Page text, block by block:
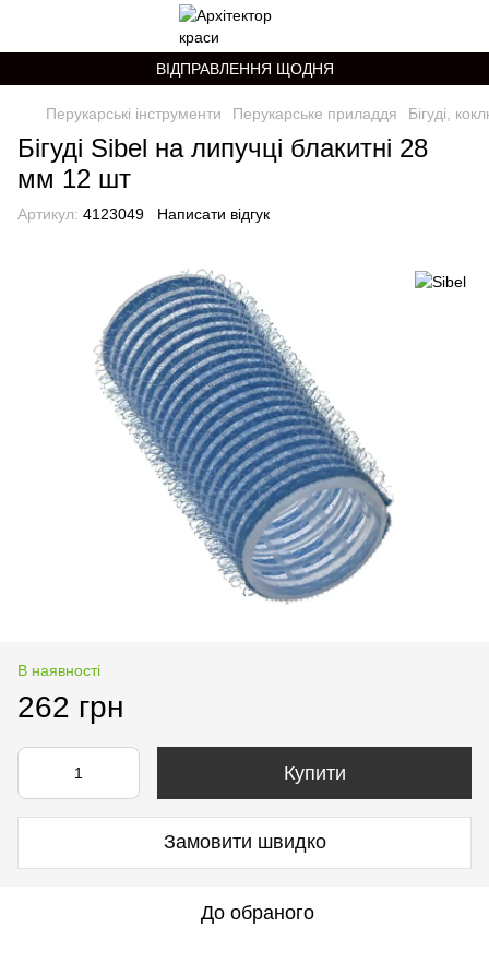
ВІДПРАВЛЕННЯ ЩОДНЯ
Перукарські інструменти Перукарське приладдя Бігуді,
Бігуді Sibel на липучці блакитні 28
мм 12 шт
Артикул: 4123049 Написати відгук
В наявності
262 грн
Купити
Замовити швидко
До обраного